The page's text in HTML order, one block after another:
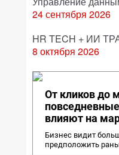
24 сентября 2026
HR TECH + ИИ
8 октября 2026
От кликов до
влияют на
Бизнес видит
предположить